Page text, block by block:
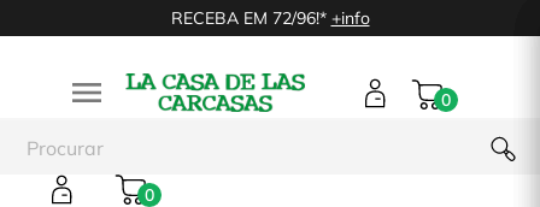
RECEBA EM 72/96!* +info
 0
0
Irrompible Antiespía